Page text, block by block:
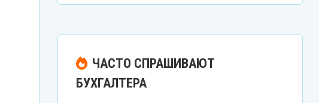
ЧАСТО СПРАШИВАЮТ
БУХГАЛТЕРА